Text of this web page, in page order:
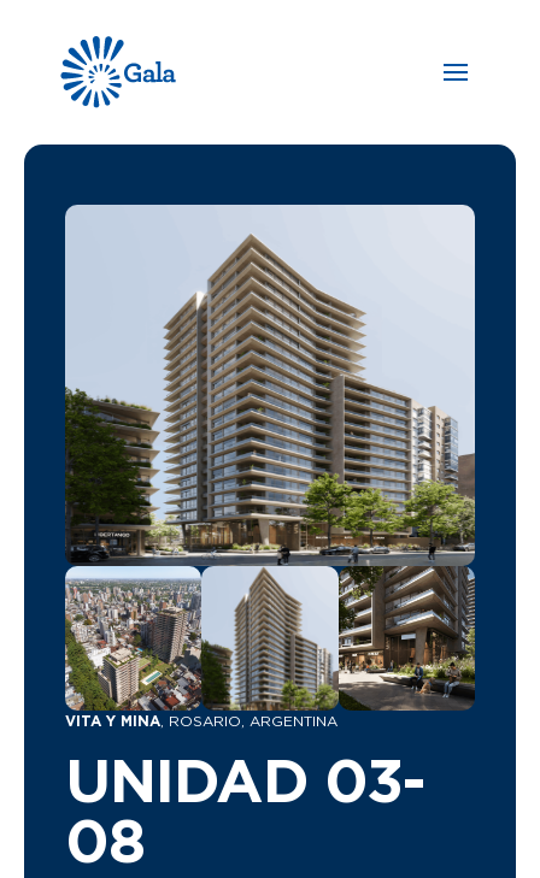
VITA Y MINA , ROSARIO, ARGENTINA
UNIDAD 03-
08